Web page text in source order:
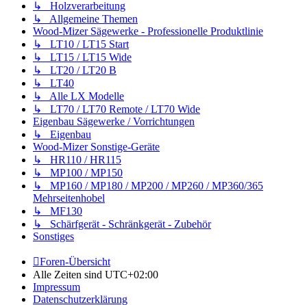
↳ Holzverarbeitung
↳ Allgemeine Themen
Wood-Mizer Sägewerke - Professionelle Produktlinie
↳ LT10 / LT15 Start
↳ LT15 / LT15 Wide
↳ LT20 / LT20 B
↳ LT40
↳ Alle LX Modelle
↳ LT70 / LT70 Remote / LT70 Wide
Eigenbau Sägewerke / Vorrichtungen
↳ Eigenbau
Wood-Mizer Sonstige-Geräte
↳ HR110 / HR115
↳ MP100 / MP150
↳ MP160 / MP180 / MP200 / MP260 / MP360/365
Mehrseitenhobel
↳ MF130
↳ Schärfgerät - Schränkgerät - Zubehör
Sonstiges
Foren-Übersicht
Alle Zeiten sind UTC+02:00
Impressum
Datenschutzerklärung